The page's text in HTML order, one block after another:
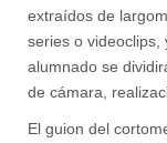
extraídos de
series o videoclips,
alumnado se
de cámara,
El guion del